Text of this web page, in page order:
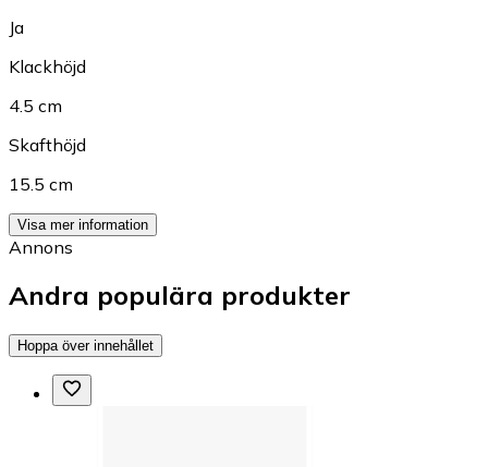
Ja
Klackhöjd
4.5 cm
Skafthöjd
15.5 cm
Visa mer information
Annons
Andra populära produkter
Hoppa över innehållet